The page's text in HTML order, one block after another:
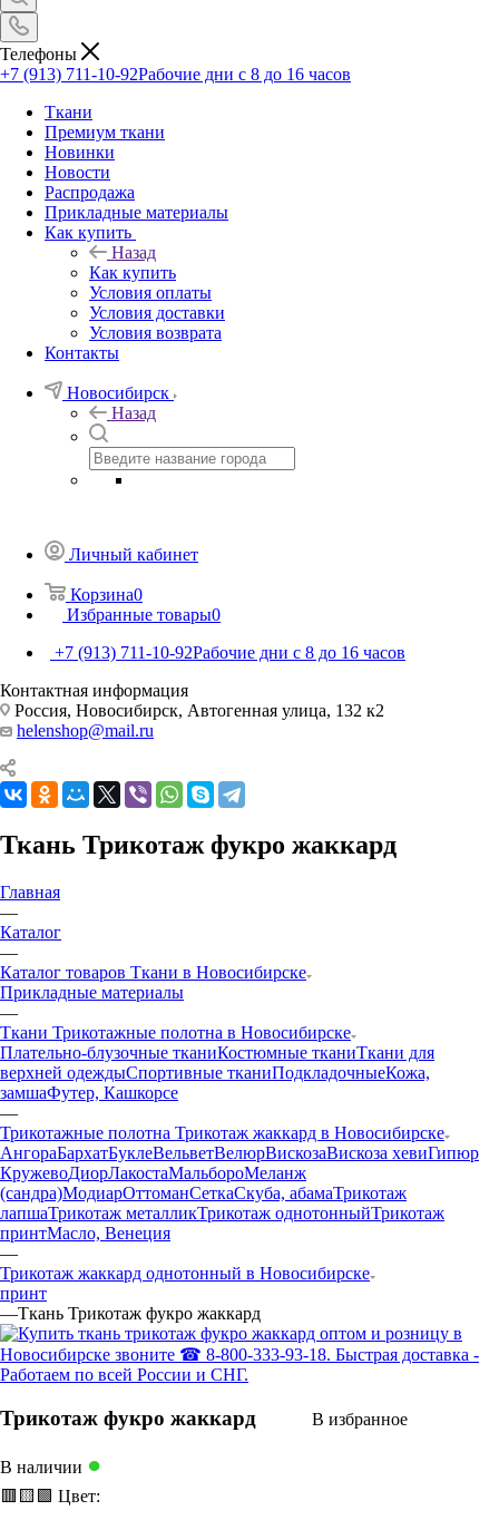
Телефоны
+7 (913) 711-10-92Рабочие дни с 8 до 16 часов
Ткани
Премиум ткани
Новинки
Новости
Распродажа
Прикладные материалы
Как купить
Назад
Как купить
Условия оплаты
Условия доставки
Условия возврата
Контакты
Новосибирск
Назад
Личный кабинет
Корзина0
Избранные товары0
+7 (913) 711-10-92Рабочие дни с 8 до 16 часов
Контактная информация
Россия, Новосибирск, Автогенная улица, 132 к2
helenshop@mail.ru
Ткань Трикотаж фукро жаккард
Главная
—
Каталог
—
Каталог товаров Ткани в Новосибирске
Прикладные материалы
—
Ткани Трикотажные полотна в Новосибирске
Плательно-блузочные тканиКостюмные тканиТкани для
верхней одеждыСпортивные тканиПодкладочныеКожа,
замшаФутер, Кашкорсе
—
Трикотажные полотна Трикотаж жаккард в Новосибирске
АнгораБархатБуклеВельветВелюрВискозаВискоза хевиГипюр
КружевоДиорЛакостаМальбороМеланж
(сандра)МодиарОттоманСеткаСкуба, абамаТрикотаж
лапшаТрикотаж металликТрикотаж однотонныйТрикотаж
принтМасло, Венеция
—
Трикотаж жаккард однотонный в Новосибирске
принт
—Ткань Трикотаж фукро жаккард
Трикотаж фукро жаккард В избранное
В наличии ●
🟥 🟨 🟩 Цвет: